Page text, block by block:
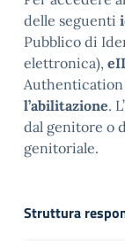
delle seguenti
Pubblico di
elettronica),
Authentication
l’abilitazione.
dal genitore o
genitoriale.
Struttura